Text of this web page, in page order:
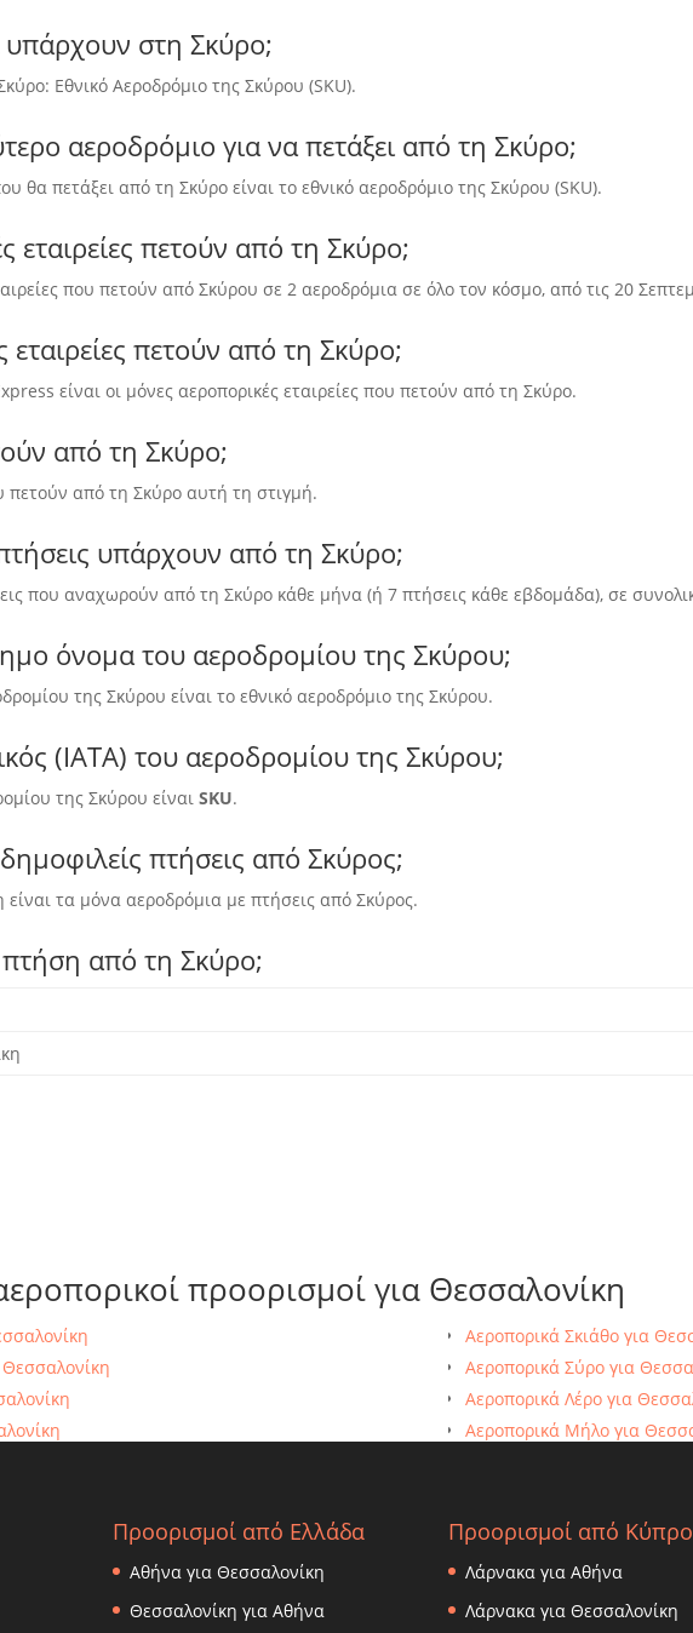
στη Σκύρο;
Εθνικό Αεροδρόμιο της Σκύρου (SKU).
αεροδρόμιο για να πετάξει από τη Σκύρο;
θα πετάξει από τη Σκύρο είναι το εθνικό αεροδρόμιο της Σκύρου (SKU).
εταιρείες πετούν από τη Σκύρο;
που πετούν από Σκύρου σε 2 αεροδρόμια σε όλο τον κόσμο, από τις 20
εταιρείες πετούν από τη Σκύρο;
είναι οι μόνες αεροπορικές εταιρείες που πετούν από τη Σκύρο.
από τη Σκύρο;
από τη Σκύρο αυτή τη στιγμή.
υπάρχουν από τη Σκύρο;
που αναχωρούν από τη Σκύρο κάθε μήνα (ή 7 πτήσεις κάθε εβδομάδα), σε
όνομα του αεροδρομίου της Σκύρου;
της Σκύρου είναι το εθνικό αεροδρόμιο της Σκύρου.
(IATA) του αεροδρομίου της Σκύρου;
της Σκύρου είναιSKU.
δημοφιλείς πτήσεις από Σκύρος;
τα μόνα αεροδρόμια με πτήσεις από Σκύρος.
από τη Σκύρο;
προορισμοί για Θεσσαλονίκη
Αεροπορικά Σκιάθο για
Αεροπορικά Σύρο για
Αεροπορικά Λέρο για
Αεροπορικά Μήλο για
Προορισμοί από Ελλάδα
Αθήνα για Θεσσαλονίκη
Θεσσαλονίκη για Αθήνα
Προορισμοί από Κύπρο
Λάρνακα για Αθήνα
Λάρνακα για Θεσσαλονίκη